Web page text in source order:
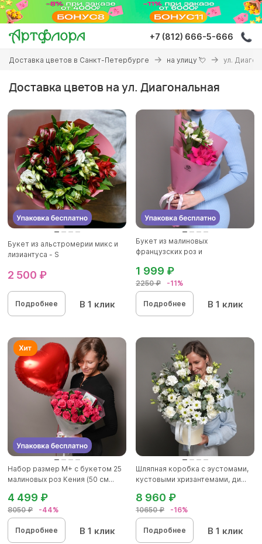
Перейти
основному
содержанию
+7 (812) 666-5-666
Вы
здесь
Доставка цветов в Санкт-Петербурге на улицу 💘 ул.
Доставка цветов на ул. Диагональная
Букет из альстромерии микс и
лизиантуса - S
2 500 ₽
Подробнее В 1 клик
Букет из малиновых
французских роз и
2250 ₽ -11%
1 999 ₽
Подробнее В 1 клик
Набор размер М+ с букетом 25
малиновых роз Кения (50 см...
8050 ₽ -44%
4 499 ₽
Подробнее В 1 клик
Шляпная коробка с эустомами,
кустовыми хризантемами, ди...
10650 ₽ -16%
8 960 ₽
Подробнее В 1 клик